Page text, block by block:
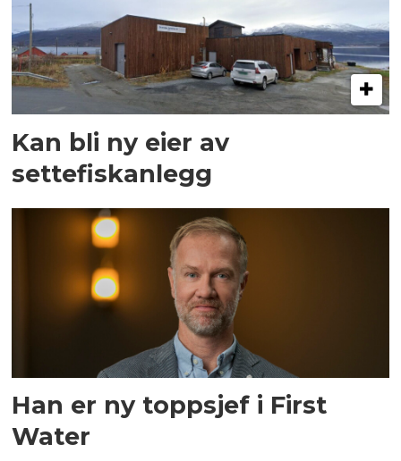
Kan bli ny eier av
settefiskanlegg
Han er ny toppsjef i First
Water